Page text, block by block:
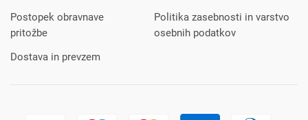
Postopek obravnave
pritožbe
Politika zasebnosti in varstvo
osebnih podatkov
Dostava in prevzem